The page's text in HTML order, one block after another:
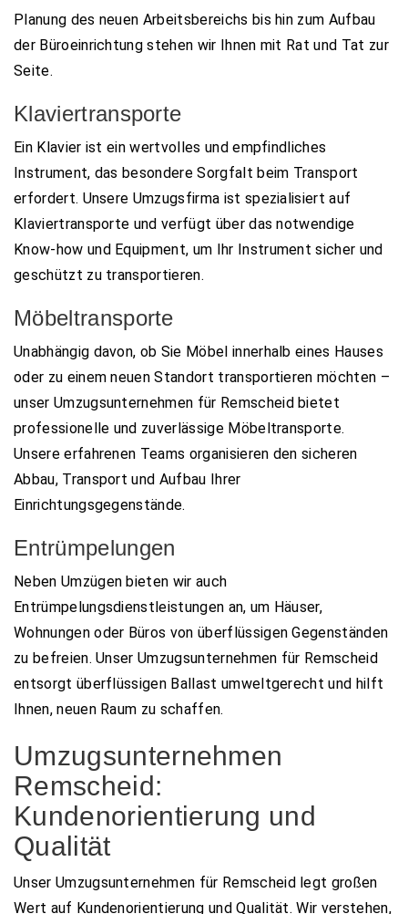
Planung des neuen Arbeitsbereichs bis hin zum Aufbau
der Büroeinrichtung stehen wir Ihnen mit Rat und Tat zur
Seite.
Klaviertransporte
Ein Klavier ist ein wertvolles und empfindliches
Instrument, das besondere Sorgfalt beim Transport
erfordert. Unsere Umzugsfirma ist spezialisiert auf
Klaviertransporte und verfügt über das notwendige
Know-how und Equipment, um Ihr Instrument sicher und
geschützt zu transportieren.
Möbeltransporte
Unabhängig davon, ob Sie Möbel innerhalb eines Hauses
oder zu einem neuen Standort transportieren möchten –
unser Umzugsunternehmen für Remscheid bietet
professionelle und zuverlässige Möbeltransporte.
Unsere erfahrenen Teams organisieren den sicheren
Abbau, Transport und Aufbau Ihrer
Einrichtungsgegenstände.
Entrümpelungen
Neben Umzügen bieten wir auch
Entrümpelungsdienstleistungen an, um Häuser,
Wohnungen oder Büros von überflüssigen Gegenständen
zu befreien. Unser Umzugsunternehmen für Remscheid
entsorgt überflüssigen Ballast umweltgerecht und hilft
Ihnen, neuen Raum zu schaffen.
Umzugsunternehmen
Remscheid:
Kundenorientierung und
Qualität
Unser Umzugsunternehmen für Remscheid legt großen
Wert auf Kundenorientierung und Qualität. Wir verstehen,